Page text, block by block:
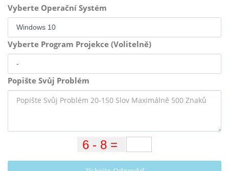
Vyberte Operační Systém
Vyberte Program Projekce (Volitelně)
Popište Svůj Problém